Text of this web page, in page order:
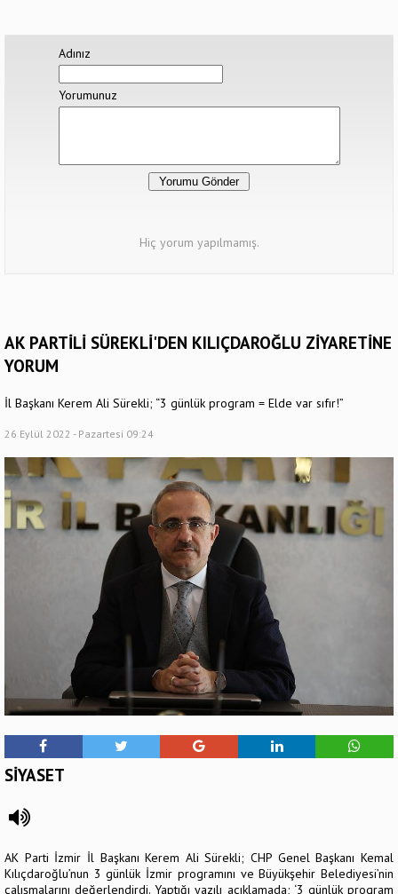
Adınız
Yorumunuz
Hiç yorum yapılmamış.
AK PARTİLİ SÜREKLİ'DEN KILIÇDAROĞLU ZİYARETİNE
YORUM
İl Başkanı Kerem Ali Sürekli; “3 günlük program = Elde var sıfır!”
26 Eylül 2022 - Pazartesi 09:24
SİYASET
AK Parti İzmir İl Başkanı Kerem Ali Sürekli; CHP Genel Başkanı Kemal
Kılıçdaroğlu’nun 3 günlük İzmir programını ve Büyükşehir Belediyesi’nin
çalışmalarını değerlendirdi. Yaptığı yazılı açıklamada; ‘3 günlük program